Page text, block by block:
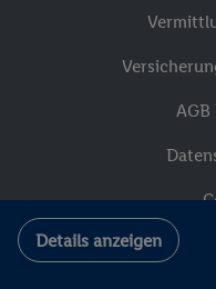
Details anzeigen
AGB